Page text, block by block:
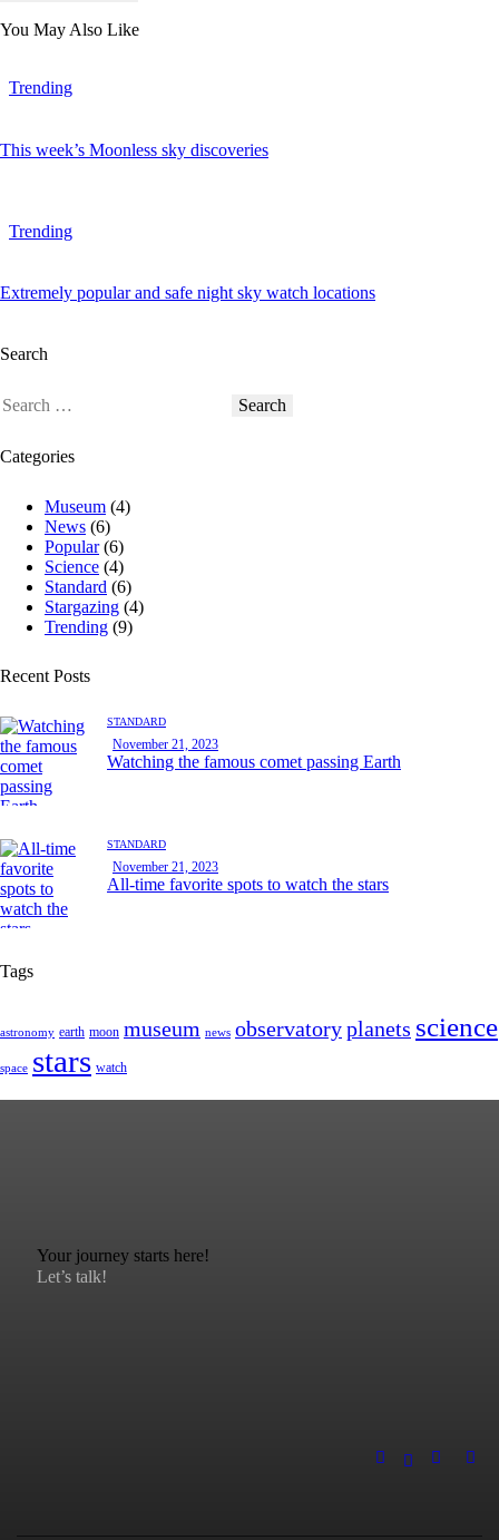
You May Also Like
Trending
This week’s Moonless sky discoveries
Trending
Extremely popular and safe night sky watch locations
Search
Categories
Museum (4)
News (6)
Popular(6)
Science (4)
Standard (6)
Stargazing (4)
Trending (9)
Recent Posts
STANDARD
November 21, 2023
Watching the famous comet passing Earth
STANDARD
November 21, 2023
All-time favorite spots to watch the stars
Tags
astronomy earth moon museum news observatoryplanets science
space stars watch
Your journey starts here!
Let’s talk!